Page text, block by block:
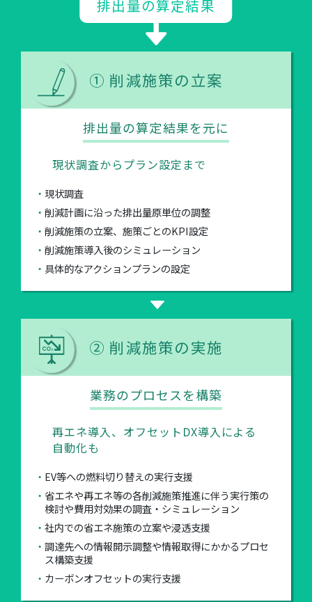
排出量の算定結果
① 削減施策の立案
排出量の算定結果を元に
現状調査からプラン設定まで
現状調査
削減計画に沿った排出量原単位の調整
削減施策の立案、施策ごとのKPI設定
削減施策導入後のシミュレーション
具体的なアクションプランの設定
② 削減施策の実施
業務のプロセスを構築
再エネ導入、オフセットDX導入による
自動化も
EV等への燃料切り替えの実行支援
省エネや再エネ等の各削減施策推進に伴う実行策の
検討や費用対効果の調査・シミュレーション
社内での省エネ施策の立案や浸透支援
調達先への情報開示調整や情報取得にかかるプロセ
ス構築支援
カーボンオフセットの実行支援